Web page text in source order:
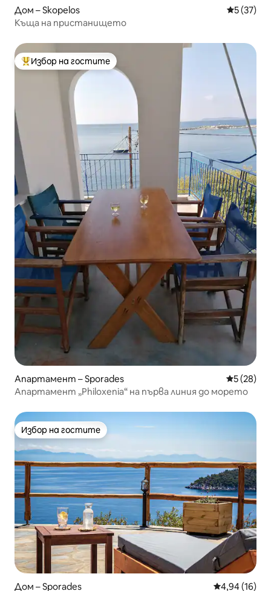
Дом – Skopelos Средна
5 (37)
Къща на пристанището
Най-популярен избор на гостите
Избор на гостите
Апартамент – Sporades Средна
5 (28)
Апартамент „Philoxenia“ на първа линия до морето
Избор на гостите
Избор на гостите
Дом – Sporades Средна
4,94 (16)